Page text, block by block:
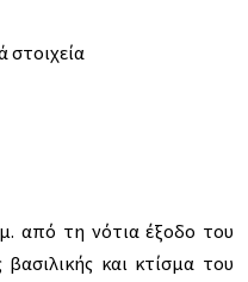
στοιχεία
από τη νότια έξοδο του
βασιλικής και κτίσμα του